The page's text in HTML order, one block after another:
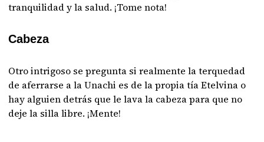
tranquilidad y la salud. ¡Tome nota!
Cabeza
Otro intrigoso se pregunta si realmente la terquedad
de aferrarse a la Unachi es de la propia tía Etelvina o
hay alguien detrás que le lava la cabeza para que no
deje la silla libre. ¡Mente!